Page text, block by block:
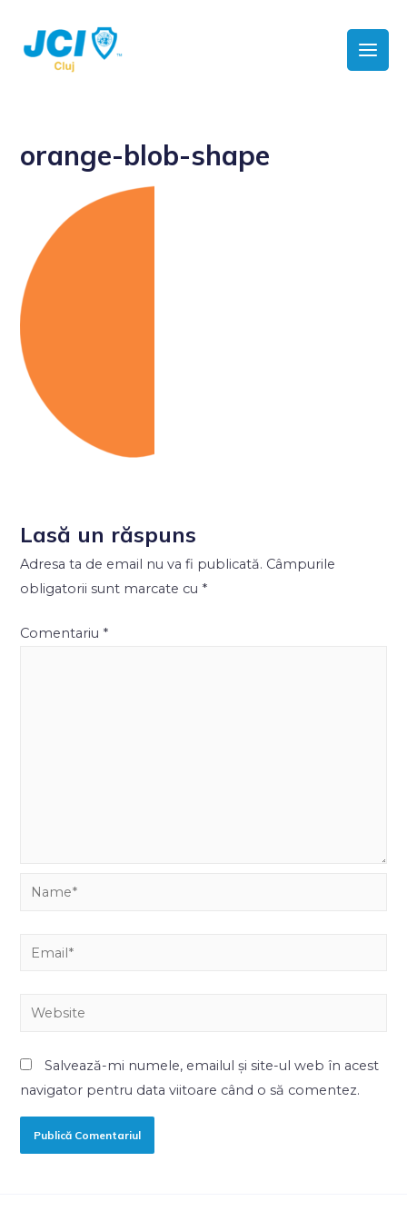
orange-blob-shape
Lasă un răspuns
Adresa ta de email nu va fi publicată. Câmpurile
obligatorii sunt marcate cu *
Comentariu *
Salvează-mi numele, emailul și site-ul web în acest
navigator pentru data viitoare când o să comentez.